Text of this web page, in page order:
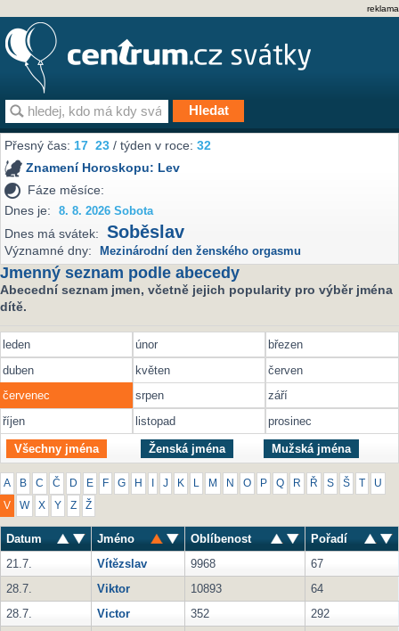
reklama
Přesný čas:17 23 / týden v roce:32
Znamení Horoskopu: Lev
Fáze měsíce:
Dnes je:
8. 8. 2026 Sobota
Dnes má svátek: Soběslav
Významné dny: Mezinárodní den ženského orgasmu
Jmenný seznam podle abecedy
Abecední seznam jmen, včetně jejich popularity pro výběr jména
dítě.
leden únor
březen
duben
květen
červen
červenec
srpen
září
říjen
listopad prosinec
Všechny jména Ženská jména Mužská jména
A B C Č D E F G H J K M N O P Q R Ř S Š U
V W X Y Z Ž
Datum Jméno Oblíbenost
Pořadí
21.7.
Vítězslav 9968
67
28.7.
Viktor 10893
64
28.7.
Victor 352
292